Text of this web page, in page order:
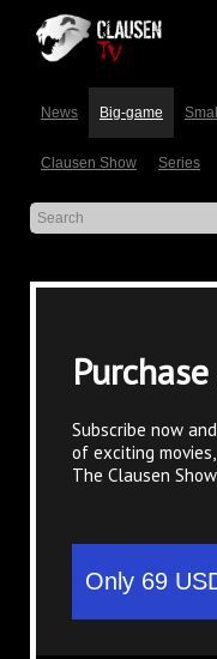
News Big-game
Clausen Show Series
Subscribe now
of exciting
The Clausen